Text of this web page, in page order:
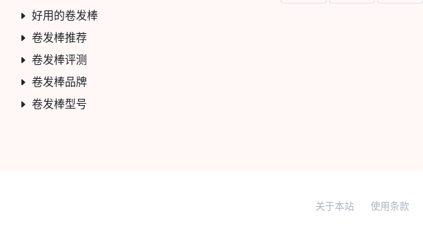
好用的卷发棒
卷发棒推荐
卷发棒评测
卷发棒品牌
卷发棒型号
关于本站 使用条款